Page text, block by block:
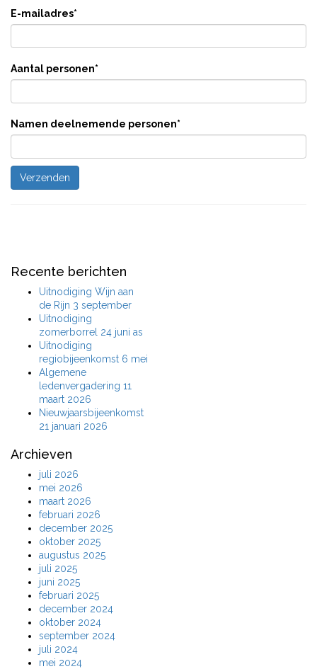
E-mailadres*
Aantal personen*
Namen deelnemende personen*
Recente berichten
Uitnodiging Wijn aan
de Rijn 3 september
Uitnodiging
zomerborrel 24 juni as
Uitnodiging
regiobijeenkomst 6 mei
Algemene
ledenvergadering 11
maart 2026
Nieuwjaarsbijeenkomst
21 januari 2026
Archieven
juli 2026
mei 2026
maart 2026
februari 2026
december 2025
oktober 2025
augustus 2025
juli 2025
juni 2025
februari 2025
december 2024
oktober 2024
september 2024
juli 2024
mei 2024